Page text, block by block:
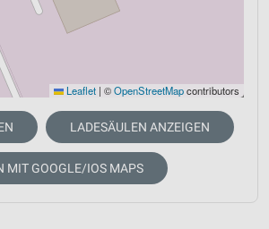
Leaflet | ©OpenStreetMapcontributors
LADESÄULEN ANZEIGEN
MIT GOOGLE/IOS MAPS